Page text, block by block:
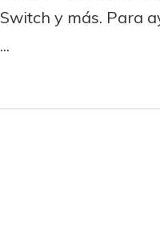
Switch y más. Para
...